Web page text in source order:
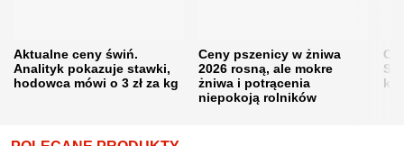
Aktualne ceny świń.
Analityk pokazuje stawki,
hodowca mówi o 3 zł za kg
Ceny pszenicy w żniwa
2026 rosną, ale mokre
żniwa i potrącenia
niepokoją rolników